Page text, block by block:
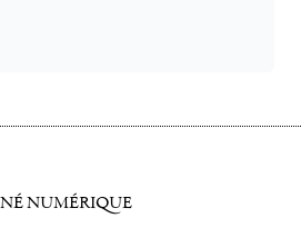
NUMÉRIQUE